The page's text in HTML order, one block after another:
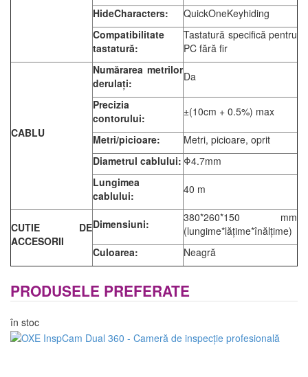
HideCharacters:
QuickOneKeyhiding
Compatibilitate
tastatură:
Tastatură specifică pentru
PC fără fir
CABLU
Numărarea metrilor
derulați:
Da
Precizia
contorului:
±(10cm + 0.5%) max
Metri/picioare:
Metri, picioare, oprit
Diametrul cablului: Φ4.7mm
Lungimea
cablului:
40 m
CUTIE DE
ACCESORII
Dimensiuni:
380*260*150 mm
(lungime*lățime*înălțime)
Culoarea:
Neagră
PRODUSELE PREFERATE
în stoc